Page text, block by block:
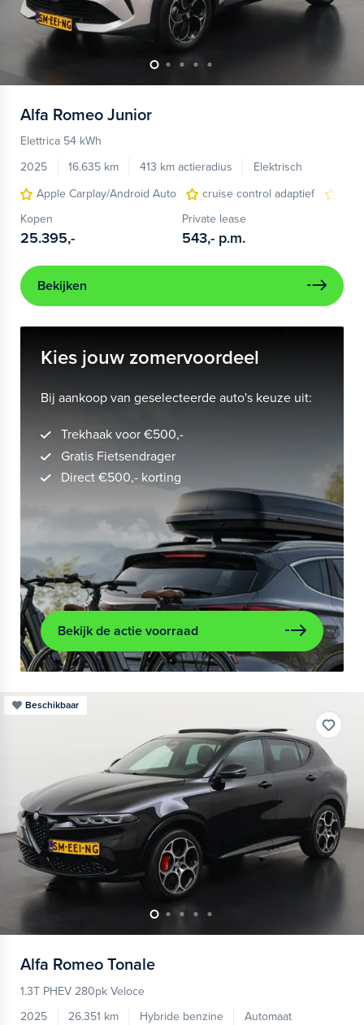
Alfa Romeo Junior
Elettrica 54 kWh
2025
16.635 km 413 km actieradius
Elektrisch
Apple Carplay/Android Auto
cruise control adaptief
Kopen
25.395,-
Private lease
543,- p.m.
Bekijken
Kies jouw zomervoordeel
Bij aankoop van geselecteerde auto's keuze uit:
Trekhaak voor €500,-
Gratis Fietsendrager
Direct €500,- korting
Bekijk de actie voorraad
Beschikbaar
Alfa Romeo Tonale
1.3T PHEV 280pk Veloce
2025
26.351 km Hybride benzine
Automaat